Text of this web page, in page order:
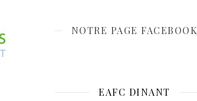
NOTRE PAGE FACEBOOK
EAFC DINANT